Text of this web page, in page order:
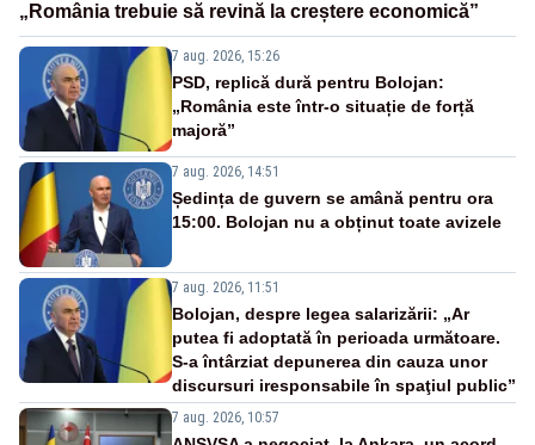
„România trebuie să revină la creștere economică”
7 aug. 2026, 15:26
PSD, replică dură pentru Bolojan:
„România este într-o situație de forță
majoră”
7 aug. 2026, 14:51
Ședința de guvern se amână pentru ora
15:00. Bolojan nu a obținut toate avizele
7 aug. 2026, 11:51
Bolojan, despre legea salarizării: „Ar
putea fi adoptată în perioada următoare.
S-a întârziat depunerea din cauza unor
discursuri iresponsabile în spaţiul public”
7 aug. 2026, 10:57